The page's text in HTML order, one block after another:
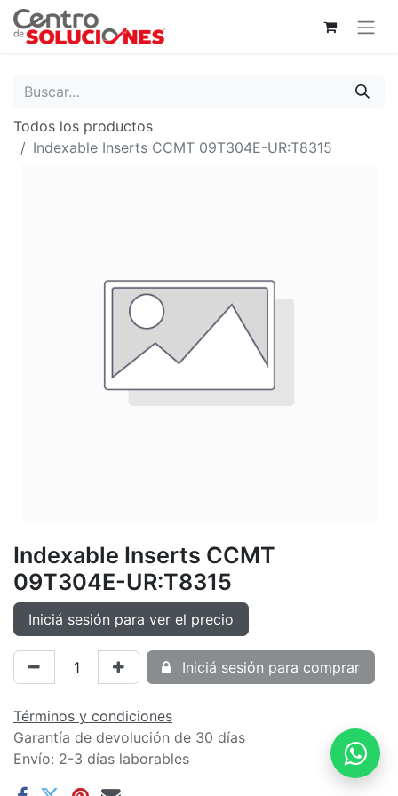
Todos los productos
Indexable Inserts CCMT 09T304E-UR:T8315
Indexable Inserts CCMT
09T304E-UR:T8315
Iniciá sesión para ver el precio
Iniciá sesión para comprar
Términos y condiciones
Garantía de devolución de 30 días
Envío: 2-3 días laborables